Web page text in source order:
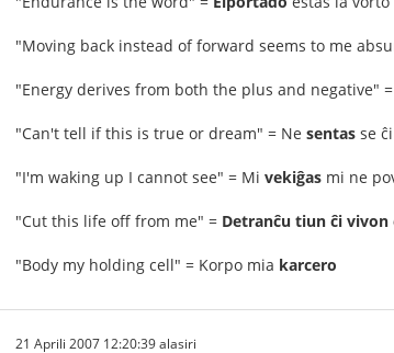
"Moving back instead of forward seems to me
"Energy derives from both the plus and negative"
"Can't tell if this is true or dream" = Ne sentas se
"I'm waking up I cannot see" = Mi vekiĝas mi ne
"Cut this life off from me" = Detranĉu tiun ĉi vivon
"Body my holding cell" = Korpo mia karcero
21 Aprili 2007 12:20:39 alasiri